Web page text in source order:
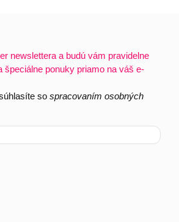
newslettera a budú vám pravidelne
špeciálne ponuky priamo na váš e-
sospracovaním osobných